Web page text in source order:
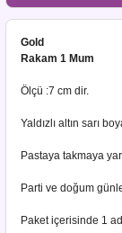
Gold
Rakam 1 Mum
Ölçü :7 cm dir.
Yaldızlı altın sarı
Pastaya takmaya
Parti ve doğum
Paket içerisinde 1